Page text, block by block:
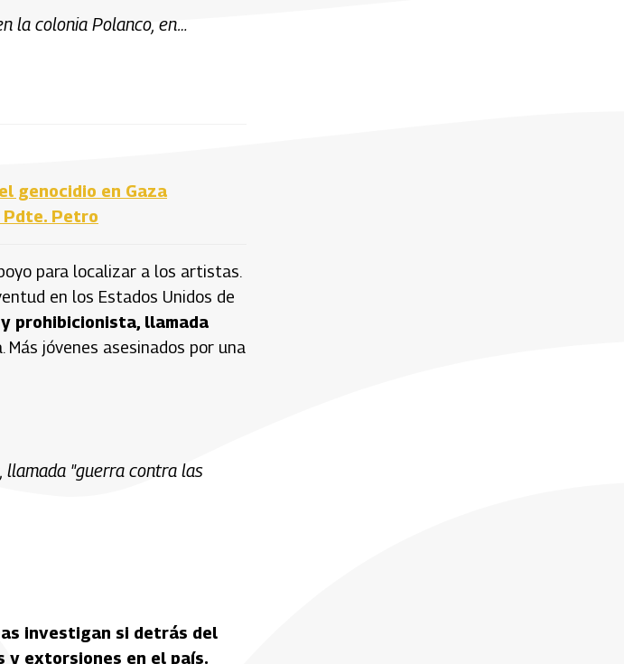
la colonia Polanco, en…
genocidio en Gaza
Pdte. Petro
para localizar a los artistas.
en los Estados Unidos de
prohibicionista, llamada
jóvenes asesinados por una
"guerra contra las
investigan si detrás del
y extorsiones en el país.